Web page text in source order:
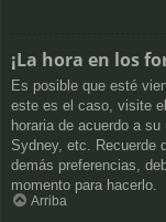
¡La hora en los
Es posible que esté
este es el caso, visite
horaria de acuerdo a
Sydney, etc. Recuerde
demás preferencias,
momento para hacerlo.
Arriba